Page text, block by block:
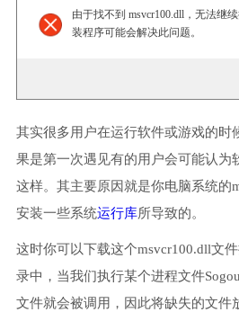
由于找不到 msvcr100.dll，无法继
装程序可能会解决此问题。
其实很多用户在运行软件或游戏的时
果是第一次遇见有的用户会可能认为
这样。其主要原因就是你电脑系统的
安装一些系统运行库所导致的。
这时你可以下载这个msvcr100.dll文
录中，当我们执行某个进程文件
文件就会被调用，因此将缺失的文件